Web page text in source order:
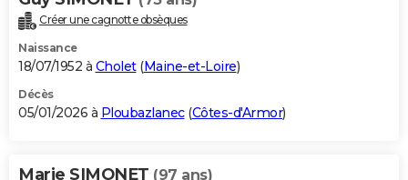
Créer une cagnotte obsèques
Naissance
18/07/1952 à Cholet(Maine-et-Loire)
Décès
05/01/2026 à Ploubazlanec(Côtes-d'Armor)
Marie SIMONET (97 ans)